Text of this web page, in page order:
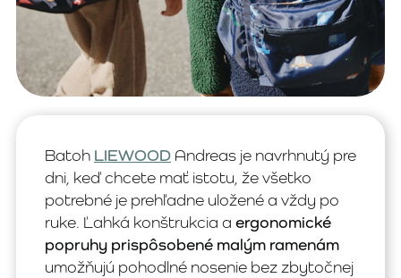
Batoh LIEWOOD Andreas je navrhnutý pre
dni, keď chcete mať istotu, že všetko
potrebné je prehľadne uložené a vždy po
ruke. Ľahká konštrukcia a ergonomické
popruhy prispôsobené malým ramenám
umožňujú pohodlné nosenie bez zbytočnej